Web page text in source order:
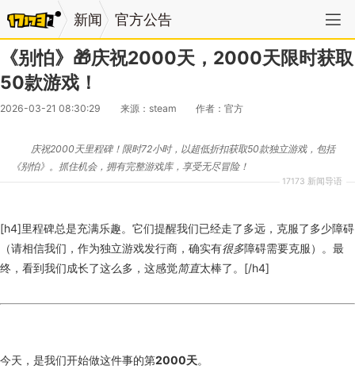
新闻 官方公告
《别怕》🎁庆祝2000天，2000天限时获取
50款游戏！
2026-03-21 08:30:29 来源：steam 作者：官方
17173 新闻导语
庆祝2000天里程碑！限时72小时，以超低折扣获取50款独立游戏，包括
《别怕》。抓住机会，拥有完整游戏库，享受无尽冒险！
[h4]里程碑总是充满乐趣。它们提醒我们已经走了多远，克服了多少障碍
（请相信我们，作为独立游戏发行商，确实有很多障碍需要克服）。最
终，看到我们成长了这么多，这感觉简直太棒了。[/h4]
今天，是我们开始做这件事的第2000天。